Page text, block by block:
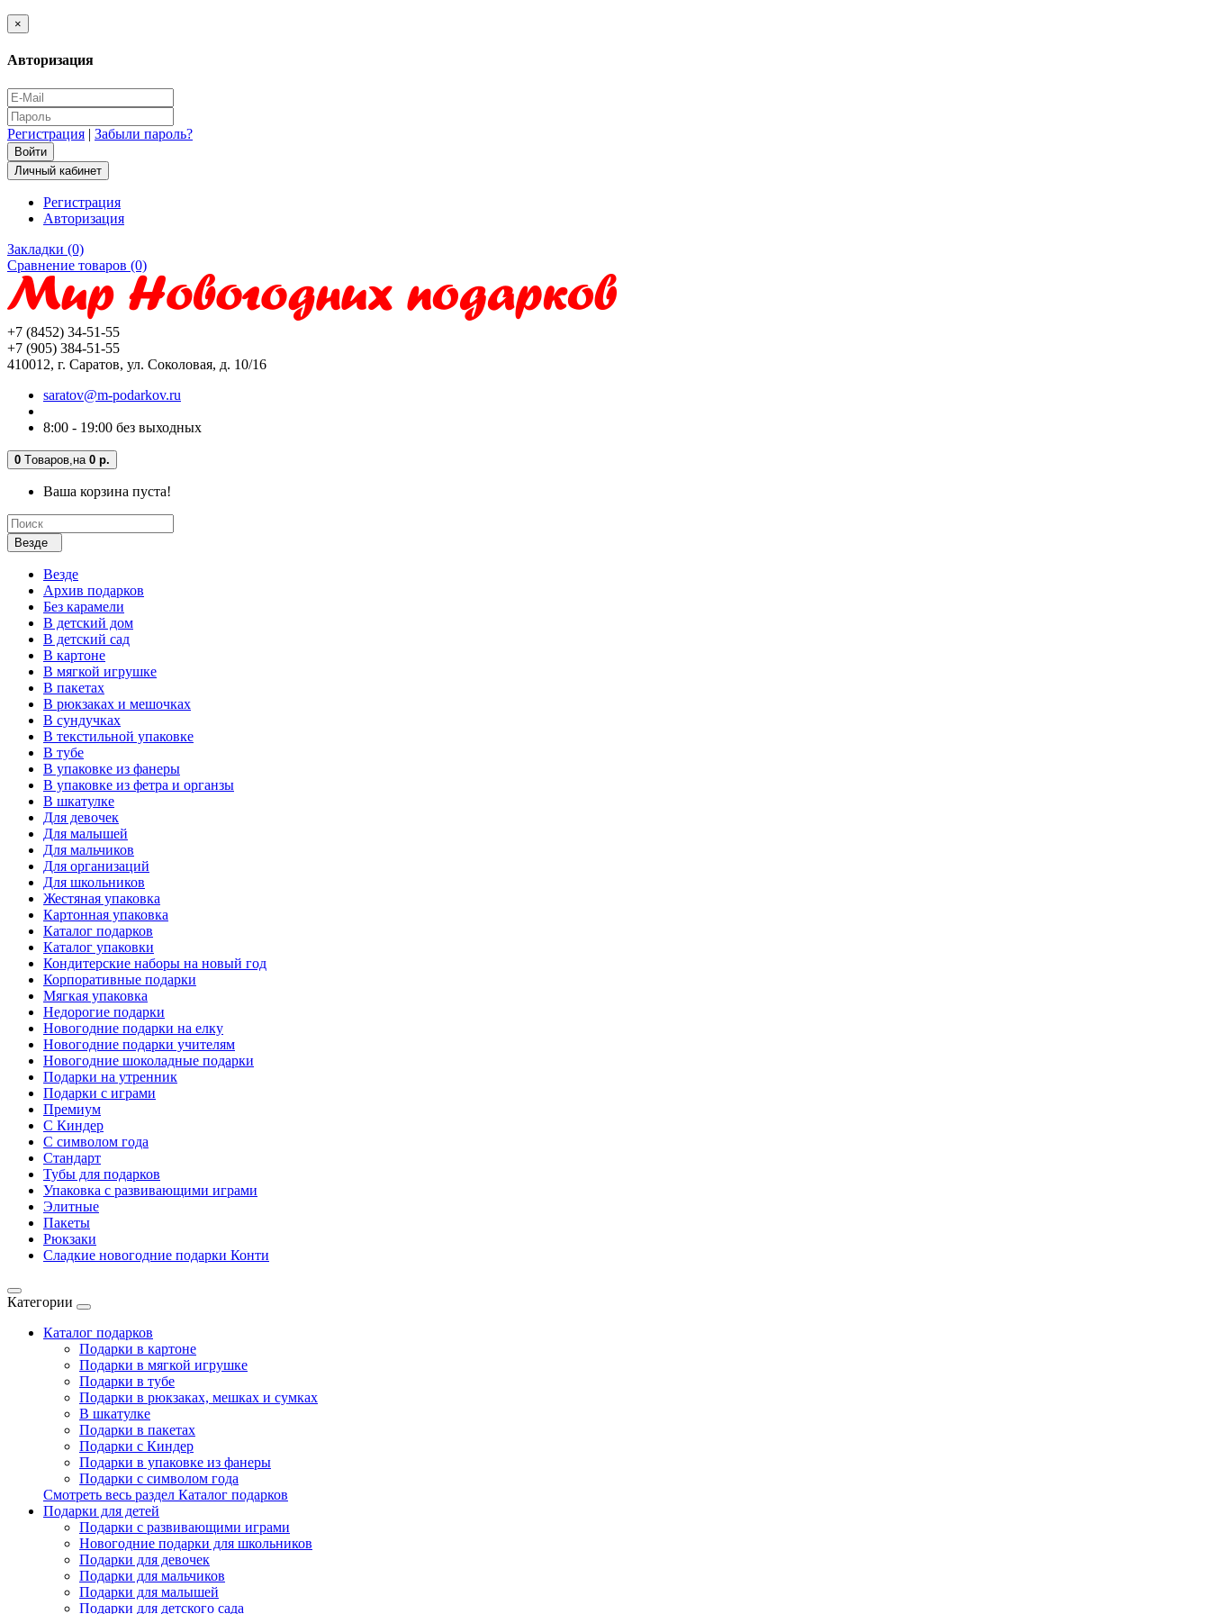
×
Авторизация
Регистрация | Забыли пароль?
Личный кабинет
Регистрация
Авторизация
Закладки (0)
Сравнение товаров (0)
+7 (8452) 34-51-55
+7 (905) 384-51-55
410012, г. Саратов, ул. Соколовая, д. 10/16
saratov@m-podarkov.ru
8:00 - 19:00 без выходных
0 Tоваров, на 0 р.
Ваша корзина пуста!
Везде
Везде
Архив подарков
Без карамели
В детский дом
В детский сад
В картоне
В мягкой игрушке
В пакетах
В рюкзаках и мешочках
В сундучках
В текстильной упаковке
В тубе
В упаковке из фанеры
В упаковке из фетра и органзы
В шкатулке
Для девочек
Для малышей
Для мальчиков
Для организаций
Для школьников
Жестяная упаковка
Картонная упаковка
Каталог подарков
Каталог упаковки
Кондитерские наборы на новый год
Корпоративные подарки
Мягкая упаковка
Недорогие подарки
Новогодние подарки на елку
Новогодние подарки учителям
Новогодние шоколадные подарки
Подарки на утренник
Подарки с играми
Премиум
С Киндер
С символом года
Стандарт
Тубы для подарков
Упаковка с развивающими играми
Элитные
Пакеты
Рюкзаки
Сладкие новогодние подарки Конти
Категории
Каталог подарков
Подарки в картоне
Подарки в мягкой игрушке
Подарки в тубе
Подарки в рюкзаках, мешках и сумках
В шкатулке
Подарки в пакетах
Подарки с Киндер
Подарки в упаковке из фанеры
Подарки с символом года
Смотреть весь раздел Каталог подарков
Подарки для детей
Подарки с развивающими играми
Новогодние подарки для школьников
Подарки для девочек
Подарки для мальчиков
Подарки для малышей
Подарки для детского сада